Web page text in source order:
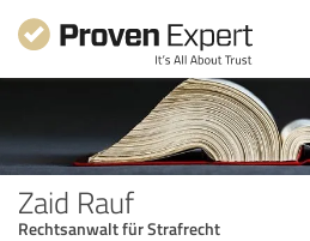
Zaid Rauf
Rechtsanwalt für Strafrecht